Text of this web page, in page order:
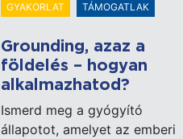
GYAKORLAT TÁMOGATLAK
Grounding, azaz a
földelés – hogyan
alkalmazhatod?
Ismerd meg a gyógyító
állapotot, amelyet az emberi